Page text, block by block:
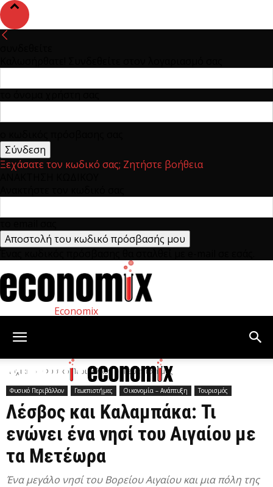
Ξεχάσατε τον κωδικό σας; Ζητήστε βοήθεια
Economix
Αρχική Φυσικό Περιβάλλον Γεωεπιστήμες
Φυσικό Περιβάλλον Γεωεπιστήμες Οικονομία – Ανάπτυξη Τουρισμός
Λέσβος και Καλαμπάκα: Τι
ενώνει ένα νησί του Αιγαίου με
τα Μετέωρα
Ένα μεγάλο νησί του Βορείου Αιγαίου και μια πόλη της